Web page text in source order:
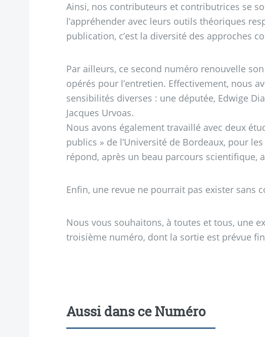
Ainsi, nos contributeurs et contributrices se
l’appréhender avec leurs outils théoriques
publication, c’est la diversité des approches
Par ailleurs, ce second numéro renouvelle
opérés pour l’entretien. Effectivement, nous
sensibilités diverses : une députée, Edwige
Jacques Urvoas.
Nous avons également travaillé avec deux
publics » de l’Université de Bordeaux, pour
répond, après un beau parcours scientifique,
Enfin, une revue ne pourrait pas exister sans
Nous vous souhaitons, à toutes et tous, une
troisième numéro, dont la sortie est prévue
Aussi dans ce Numéro